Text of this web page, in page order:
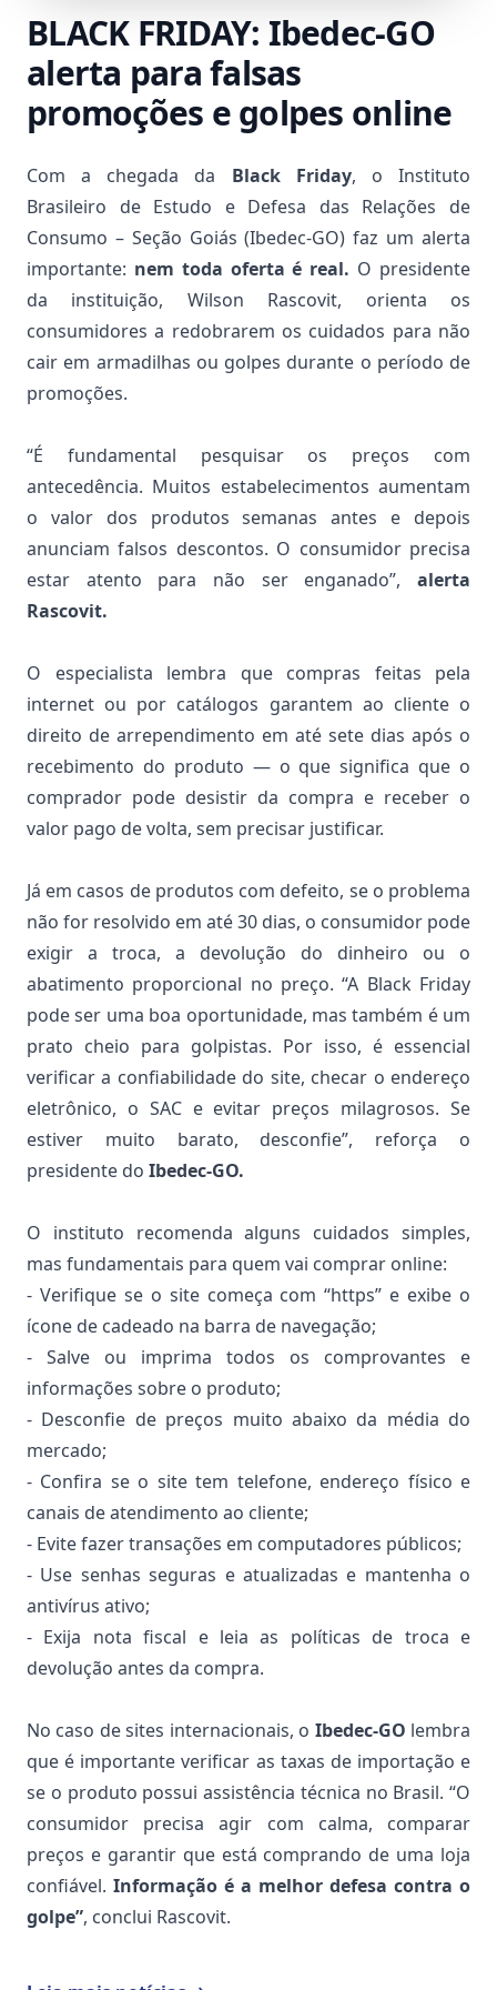
BLACK FRIDAY: Ibedec-GO
alerta para falsas
promoções e golpes online
Com a chegada da Black Friday, o Instituto
Brasileiro de Estudo e Defesa das Relações de
Consumo – Seção Goiás (Ibedec-GO) faz um alerta
importante: nem toda oferta é real. O presidente
da instituição, Wilson Rascovit, orienta os
consumidores a redobrarem os cuidados para não
cair em armadilhas ou golpes durante o período de
promoções.
“É fundamental pesquisar os preços com
antecedência. Muitos estabelecimentos aumentam
o valor dos produtos semanas antes e depois
anunciam falsos descontos. O consumidor precisa
estar atento para não ser enganado”, alerta
Rascovit.
O especialista lembra que compras feitas pela
internet ou por catálogos garantem ao cliente o
direito de arrependimento em até sete dias após o
recebimento do produto — o que significa que o
comprador pode desistir da compra e receber o
valor pago de volta, sem precisar justificar.
Já em casos de produtos com defeito, se o problema
não for resolvido em até 30 dias, o consumidor pode
exigir a troca, a devolução do dinheiro ou o
abatimento proporcional no preço. “A Black Friday
pode ser uma boa oportunidade, mas também é um
prato cheio para golpistas. Por isso, é essencial
verificar a confiabilidade do site, checar o endereço
eletrônico, o SAC e evitar preços milagrosos. Se
estiver muito barato, desconfie”, reforça o
presidente do Ibedec-GO.
O instituto recomenda alguns cuidados simples,
mas fundamentais para quem vai comprar online:
- Verifique se o site começa com “https” e exibe o
ícone de cadeado na barra de navegação;
- Salve ou imprima todos os comprovantes e
informações sobre o produto;
- Desconfie de preços muito abaixo da média do
mercado;
- Confira se o site tem telefone, endereço físico e
canais de atendimento ao cliente;
- Evite fazer transações em computadores públicos;
- Use senhas seguras e atualizadas e mantenha o
antivírus ativo;
- Exija nota fiscal e leia as políticas de troca e
devolução antes da compra.
No caso de sites internacionais, o Ibedec-GO lembra
que é importante verificar as taxas de importação e
se o produto possui assistência técnica no Brasil. “O
consumidor precisa agir com calma, comparar
preços e garantir que está comprando de uma loja
confiável. Informação é a melhor defesa contra o
golpe”, conclui Rascovit.